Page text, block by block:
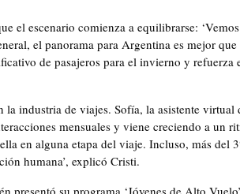
el escenario comienza a equilibrarse:
el panorama para Argentina es mejor que
de pasajeros para el invierno y refuerza
industria de viajes. Sofía, la asistente virtual
mensuales y viene creciendo a un
en alguna etapa del viaje. Incluso, más del
humana’, explicó Cristi.